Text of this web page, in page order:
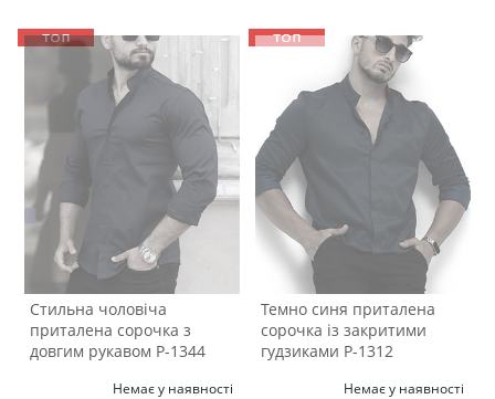
Стильна чоловіча
приталена сорочка з
довгим рукавом Р-1344
Немає у наявності
Темно синя приталена
сорочка із закритими
гудзиками Р-1312
Немає у наявності